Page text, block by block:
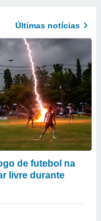
Últimas notícias
de futebol na
livre durante